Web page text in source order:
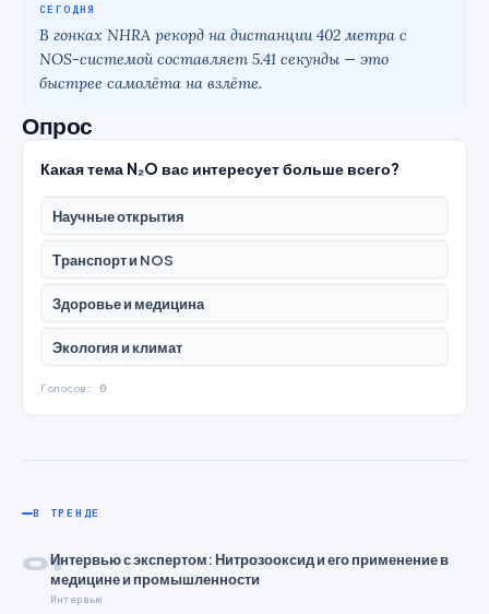
СЕГОДНЯ
В гонках NHRA рекорд на дистанции 402 метра с
NOS-системой составляет 5.41 секунды — это
быстрее самолёта на взлёте.
Опрос
Какая тема N₂O вас интересует больше всего?
Научные открытия
Транспорт и NOS
Здоровье и медицина
Экология и климат
Голосов: 0
В ТРЕНДЕ
01Интервью с экспертом: Нитрозооксид и его применение в
медицине и промышленности
Интервью